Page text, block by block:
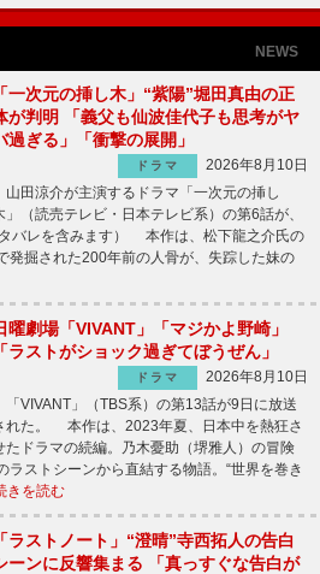
NEWS
「一次元の挿し木」“紫陽”堀田真由の正
が判明 「義父も仙波佳代子も思考がヤ
過ぎる」「衝撃の展開」
ドラマ
2026年8月10日
山田涼介が主演するドラマ「一次元の挿し
」（読売テレビ・日本テレビ系）の第6話が、
バレを含みます） 本作は、松下龍之介氏の
発掘された200年前の人骨が、失踪した妹の
曜劇場「VIVANT」「マジかよ野崎」
「ラストがショック過ぎてぼうぜん」
ドラマ
2026年8月10日
「VIVANT」（TBS系）の第13話が9日に放送
れた。 本作は、2023年夏、日本中を熱狂さ
たドラマの続編。乃木憂助（堺雅人）の冒険
ラストシーンから直結する物語。“世界を巻き
きを読む
「ラストノート」“澄晴”寺西拓人の告白
ーンに反響集まる 「真っすぐな告白が